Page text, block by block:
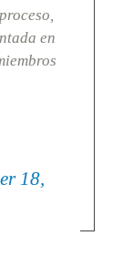
en
18,